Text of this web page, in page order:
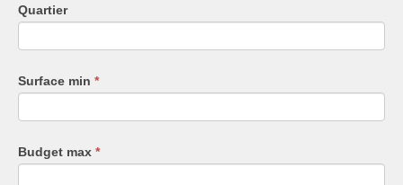
champ.
Quartier
Surface min *
Budget max *